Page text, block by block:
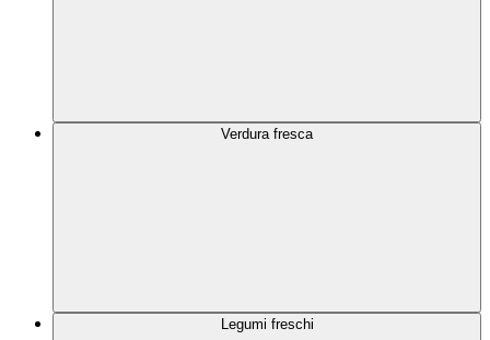
Verdura fresca
Legumi freschi